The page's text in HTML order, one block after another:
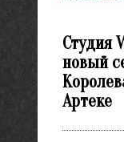
Студия
новый
Артеке